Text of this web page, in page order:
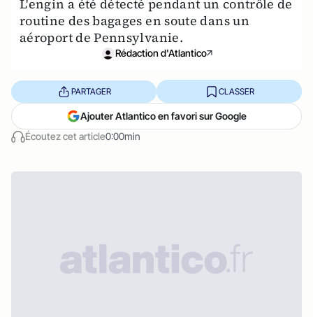
L'engin a été détecté pendant un contrôle de
routine des bagages en soute dans un
aéroport de Pennsylvanie.
Rédaction d'Atlantico
Écoutez cet article0:00min
PARTAGER CLASSER
Ajouter Atlantico en favori sur Google